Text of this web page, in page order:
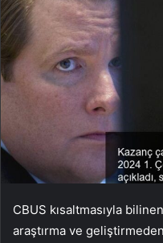
CBUS kısaltmasıyla
araştırma ve